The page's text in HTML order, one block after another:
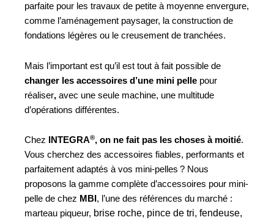
parfaite pour les travaux de petite à moyenne envergure,
comme l’aménagement paysager, la construction de
fondations légères ou le creusement de tranchées.
Mais l’important est qu’il est tout à fait possible de
changer les accessoires d’une mini pelle pour
réaliser, avec une seule machine, une multitude
d’opérations différentes.
Chez INTEGRA®, on ne fait pas les choses à moitié.
Vous cherchez des accessoires fiables, performants et
parfaitement adaptés à vos mini-pelles ? Nous
proposons la gamme complète d’accessoires pour mini-
pelle de chez MBI , l’une des références du marché :
marteau piqueur, brise roche, pince de tri, fendeuse,